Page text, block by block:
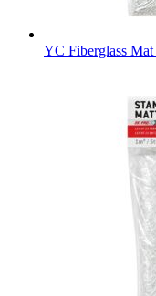
YC Fiberglass Mat